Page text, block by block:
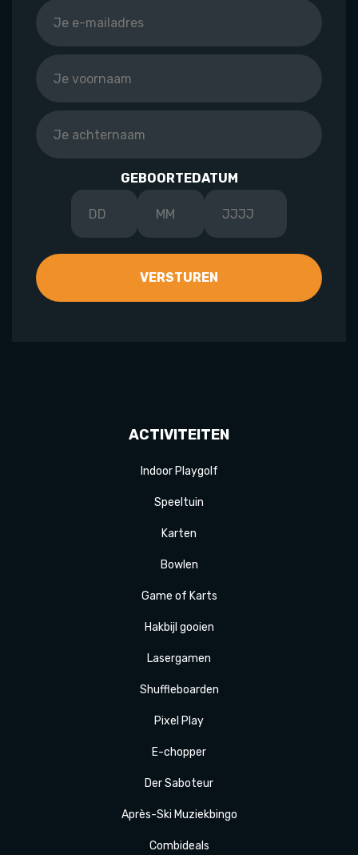
GEBOORTEDATUM
ACTIVITEITEN
Indoor Playgolf
Speeltuin
Karten
Bowlen
Game of Karts
Hakbijl gooien
Lasergamen
Shuffleboarden
Pixel Play
E-chopper
DerSaboteur
Après-Ski Muziekbingo
Combideals